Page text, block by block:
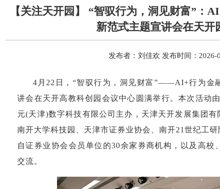
【关注天开园】 “智驭行为，洞见财富”：
新范式主题宣讲会在天开
发布者：刘佳欢 发布时间：2026-
4月22日，“智驭行为，洞见财富”——AI+行为金
讲会在天开高教科创园会议中心圆满举行。本次活
元(天津)数字科技有限公司主办，天津天开发展集团
南开大学科技园、天津市证券业协会、南开21世纪工
自证券业协会会员单位的30余家券商机构，以及高校
交流。